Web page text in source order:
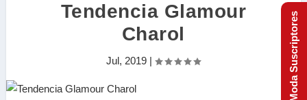
Tendencia Glamour
Charol
Jul, 2019 |